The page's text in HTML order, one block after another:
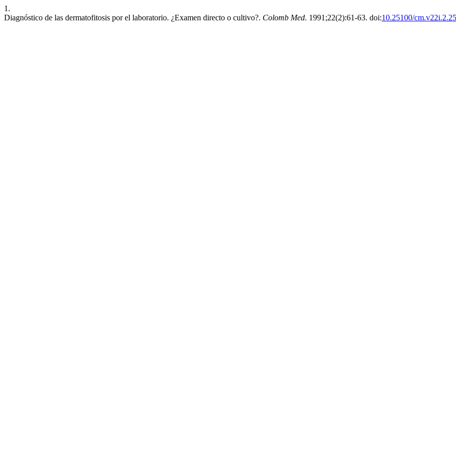
1.
Diagnóstico de las dermatofitosis por el laboratorio. ¿Examen directo o cultivo?. Colomb Med. 1991;22(2):61-63. doi:10.25100/